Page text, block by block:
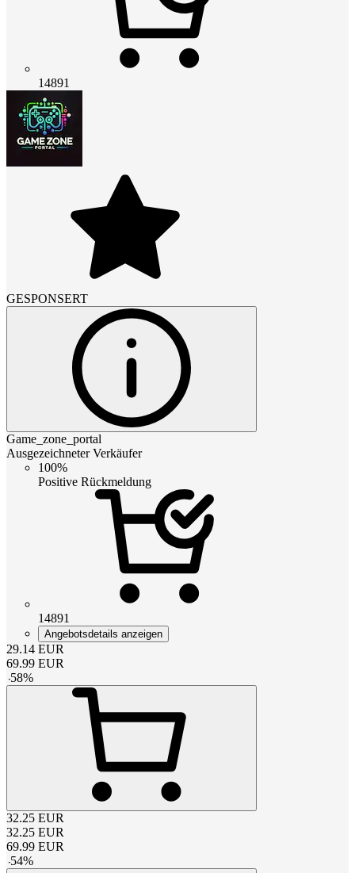
14891
GESPONSERT
Game_zone_portal
Ausgezeichneter Verkäufer
100%
Positive Rückmeldung
14891
Angebotsdetails anzeigen
29.14 EUR
69.99 EUR
-58%
32.25 EUR
32.25 EUR
69.99 EUR
-54%